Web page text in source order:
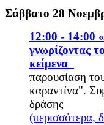
Σάββατο 28
12:00 - 14:00
γνωρίζοντας
κείμενα
παρουσίαση
καραντίνα".
δράσης
(περισσότερα,